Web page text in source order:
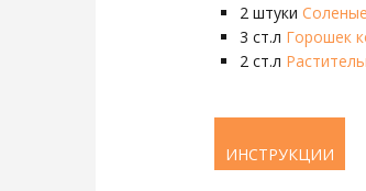
2 штуки
3 ст.л Горошек
2 ст.л
ИНСТРУКЦИИ